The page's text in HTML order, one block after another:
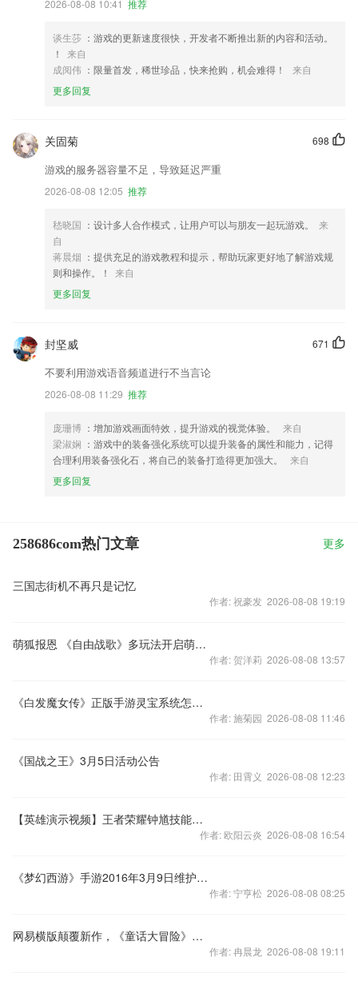
2026-08-08 10:41 推荐
谈生莎 ：游戏的更新速度很快，开发者不断推出新的内容和活动。
！
来自
成阅伟 ：限量首发，稀世珍品，快来抢购，机会难得！
来自
更多回复
698
关固菊
游戏的服务器容量不足，导致延迟严重
2026-08-08 12:05 推荐
嵇晓国 ：设计多人合作模式，让用户可以与朋友一起玩游戏。
来
自
蒋晨烟 ：提供充足的游戏教程和提示，帮助玩家更好地了解游戏规
则和操作。！
来自
更多回复
671
封坚威
不要利用游戏语音频道进行不当言论
2026-08-08 11:29 推荐
庞珊博 ：增加游戏画面特效，提升游戏的视觉体验。
来自
梁淑娴 ：游戏中的装备强化系统可以提升装备的属性和能力，记得
合理利用装备强化石，将自己的装备打造得更加强大。
来自
更多回复
258686com热门文章 更多
三国志街机不再只是记忆
作者: 祝豪发 2026-08-08 19:19
萌狐报恩 《自由战歌》多玩法开启萌系战力
作者: 贺洋莉 2026-08-08 13:57
《白发魔女传》正版手游灵宝系统怎么玩？
作者: 施菊园 2026-08-08 11:46
《国战之王》3月5日活动公告
作者: 田霄义 2026-08-08 12:23
【英雄演示视频】王者荣耀钟馗技能介绍视频
作者: 欧阳云炎 2026-08-08 16:54
《梦幻西游》手游2016年3月9日维护公告
作者: 宁亨松 2026-08-08 08:25
网易横版颠覆新作，《童话大冒险》今日全平台公测
作者: 冉晨龙 2026-08-08 19:11